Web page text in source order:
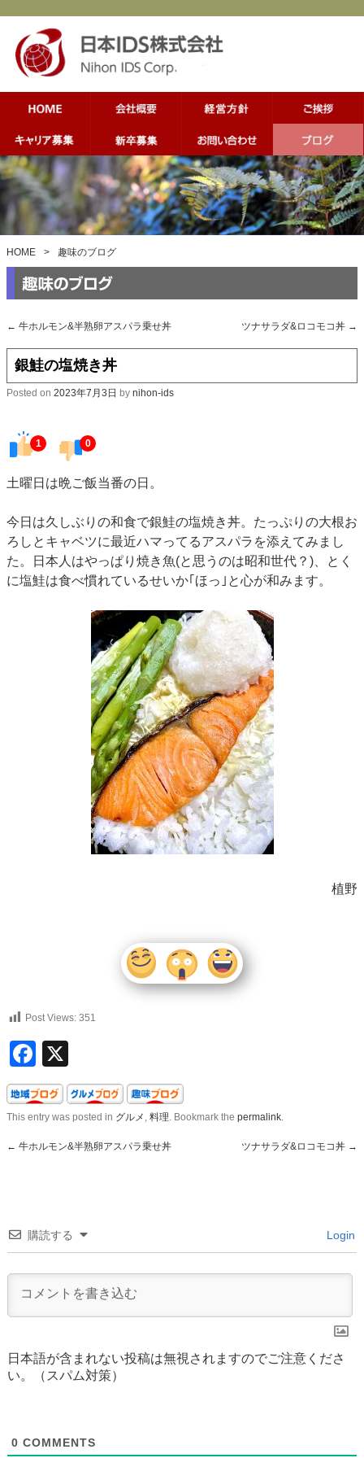
HOME > 趣味のブログ
← 牛ホルモン&半熟卵アスパラ乗せ丼 ツナサラダ&ロコモコ丼 →
銀鮭の塩焼き丼
Posted on 2023年7月3日 by nihon-ids
1 0
土曜日は晩ご飯当番の日。
今日は久しぶりの和食で銀鮭の塩焼き丼。たっぷりの大根お
ろしとキャベツに最近ハマってるアスパラを添えてみまし
た。日本人はやっぱり焼き魚(と思うのは昭和世代？)、とく
に塩鮭は食べ慣れているせいか｢ほっ｣と心が和みます。
植野
Post Views: 351
Facebook
This entry was posted in グルメ , 料理. Bookmark the permalink.
← 牛ホルモン&半熟卵アスパラ乗せ丼 ツナサラダ&ロコモコ丼 →
購読する Login
日本語が含まれない投稿は無視されますのでご注意くださ
い。（スパム対策）
0 COMMENTS